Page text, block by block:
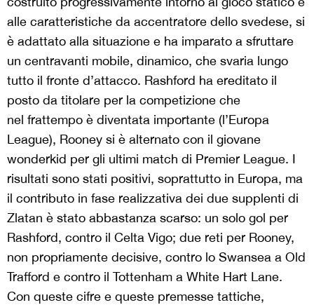
alle caratteristiche da accentratore dello svedese, si
è adattato alla situazione e ha imparato a sfruttare
un centravanti mobile, dinamico, che svaria lungo
tutto il fronte d’attacco. Rashford ha ereditato il
posto da titolare per la competizione che
nel frattempo è diventata importante (l’Europa
League), Rooney si è alternato con il giovane
wonderkid per gli ultimi match di Premier League. I
risultati sono stati positivi, soprattutto in Europa, ma
il contributo in fase realizzativa dei due supplenti di
Zlatan è stato abbastanza scarso: un solo gol per
Rashford, contro il Celta Vigo; due reti per Rooney,
non propriamente decisive, contro lo Swansea a Old
Trafford e contro il Tottenham a White Hart Lane.
Con queste cifre e queste premesse tattiche,